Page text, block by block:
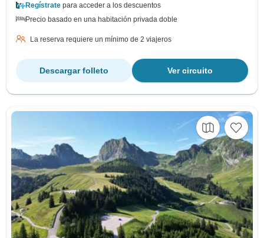
Regístrate para acceder a los descuentos
Precio basado en una habitación privada doble
La reserva requiere un mínimo de 2 viajeros
Ver circuito
Descargar folleto